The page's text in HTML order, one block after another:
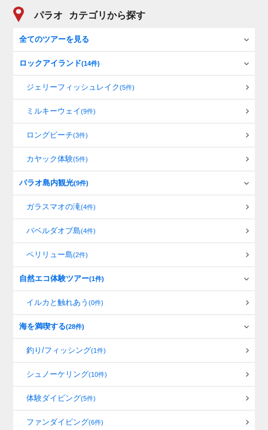
パラオ カテゴリから探す
全てのツアーを見る
ロックアイランド(14件)
ジェリーフィッシュレイク(5件)
ミルキーウェイ(9件)
ロングビーチ(3件)
カヤック体験(5件)
パラオ島内観光(9件)
ガラスマオの滝(4件)
バベルダオブ島(4件)
ペリリュー島(2件)
自然エコ体験ツアー(1件)
イルカと触れあう(0件)
海を満喫する(28件)
釣り/フィッシング(1件)
シュノーケリング(10件)
体験ダイビング(5件)
ファンダイビング(6件)